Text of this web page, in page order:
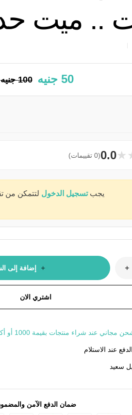
.. ميت حد
100 جنيه 50 جنيه
★
0.0(0 تقييمات)
يجبتسجيل الدخول لتتمكن من
إضافة إلى
اشتري الان
عند شراء منتجات بقيمة 1000 أو أكثر!
عند الاستلام
سعيد
ضمان الدفع الآمن